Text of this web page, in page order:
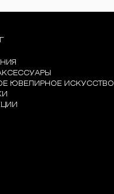
ЮВЕЛИРНОЕ ИСКУССТВО